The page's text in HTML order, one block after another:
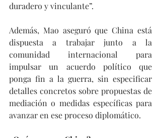
duradero y vinculante”.
Además, Mao aseguró que China está
dispuesta a trabajar junto a la
comunidad internacional para
impulsar un acuerdo político que
ponga fin a la guerra, sin especificar
detalles concretos sobre propuestas de
mediación o medidas específicas para
avanzar en ese proceso diplomático.